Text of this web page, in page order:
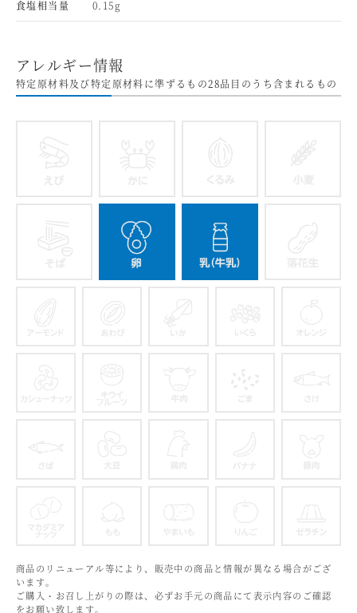
食塩相当量 0.15g
アレルギー情報
特定原材料及び特定原材料に準ずるもの28品目のうち含まれるもの
えび かに
商品のリニューアル等により、販売中の商品と情報が異なる場合がござ
います。
ご購入・お召し上がりの際は、必ずお手元の商品にて表示内容のご確認
をお願い致します。